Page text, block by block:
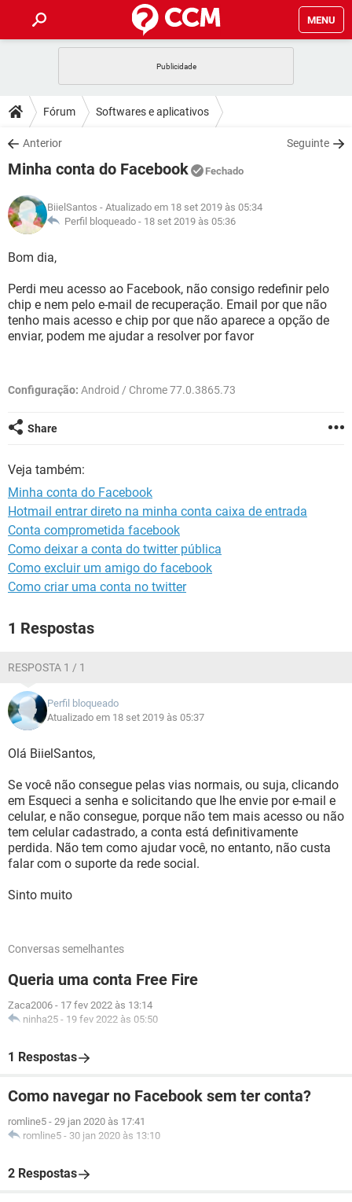
MENU
CELULAR FACEBOOK
OUTLOOK
INSTAGRAM GMAIL
GUIA DE COMPRAS
DICAS
JOGOS WHATSAPP
INSTAGRAM GMAIL
GUIA DE COMPRAS
DOWNLOADS
JOGOS WHATSAPP
CELULAR
OUTLOOK EXCEL
INSTAGRAM
JOGOS WHATSAPP
CELULAR
OUTLOOK
INSTAGRAM GMAIL
GUIA DE COMPRAS
GLOSSÁRIO
JOGOS
OUTLOOK EXCEL
INSTAGRAM
Fórum Softwares e aplicativos
Anterior Seguinte
Minha conta do Facebook Fechado
BiielSantos - Atualizado em 18 set 2019 às 05:34
Perfil bloqueado - 18 set 2019 às 05:36
Bom dia,
Perdi meu acesso ao Facebook, não consigo redefinir pelo
chip e nem pelo e-mail de recuperação. Email por que não
tenho mais acesso e chip por que não aparece a opção de
enviar, podem me ajudar a resolver por favor
Configuração: Android / Chrome 77.0.3865.73
Share
Veja também:
Minha conta do Facebook
Hotmail entrar direto na minha conta caixa de entrada
Conta comprometida facebook
Como deixar a conta do twitter pública
Como excluir um amigo do facebook
Como criar uma conta no twitter
1 Respostas
RESPOSTA 1 / 1
Perfil bloqueado
Atualizado em 18 set 2019 às 05:37
Olá BiielSantos,
Se você não consegue pelas vias normais, ou suja, clicando
em Esqueci a senha e solicitando que lhe envie por e-mail e
celular, e não consegue, porque não tem mais acesso ou não
tem celular cadastrado, a conta está definitivamente
perdida. Não tem como ajudar você, no entanto, não custa
falar com o suporte da rede social.
Sinto muito
Conversas semelhantes
Queria uma conta Free Fire
Zaca2006 - 17 fev 2022 às 13:14
ninha25 - 19 fev 2022 às 05:50
1 Respostas
Como navegar no Facebook sem ter conta?
romline5 - 29 jan 2020 às 17:41
romline5 - 30 jan 2020 às 13:10
2 Respostas